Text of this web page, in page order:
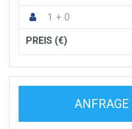
1 + 0
PREIS (€)